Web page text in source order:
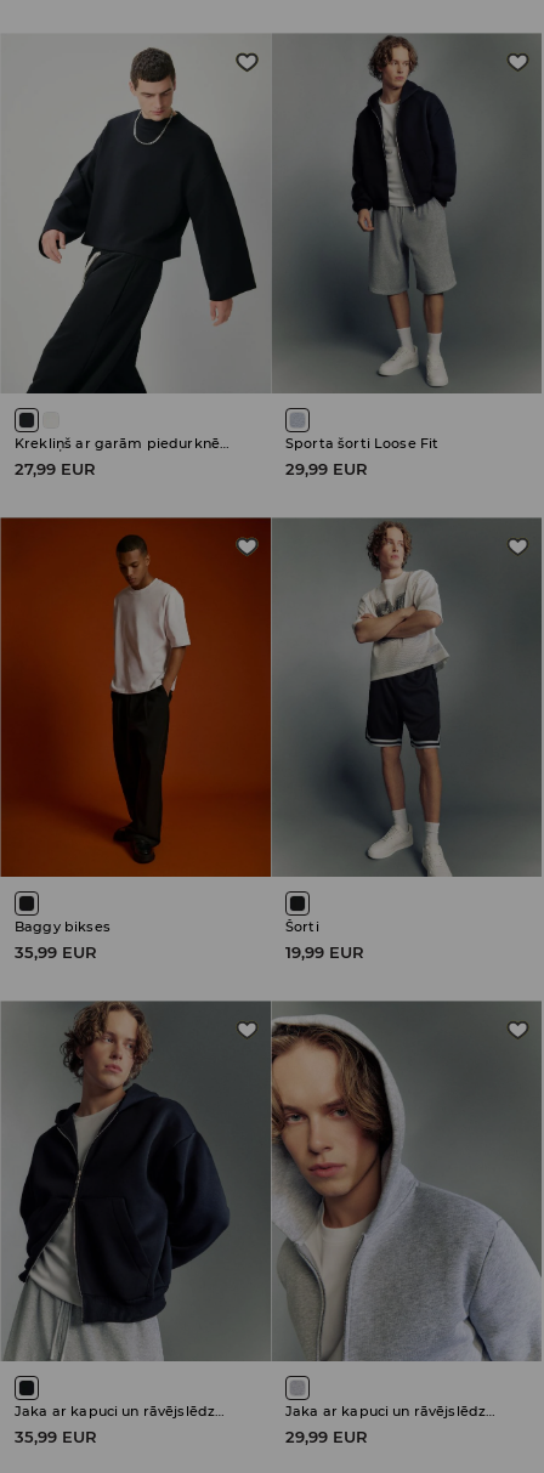
Krekliņš ar garām piedurknēm
27,99 EUR
Sporta šorti Loose Fit
29,99 EUR
Baggy bikses
35,99 EUR
Šorti
19,99 EUR
Jaka ar kapuci un rāvējslēdzēja aizdari
35,99 EUR
Jaka ar kapuci un rāvējslēdzēja aizdari
29,99 EUR